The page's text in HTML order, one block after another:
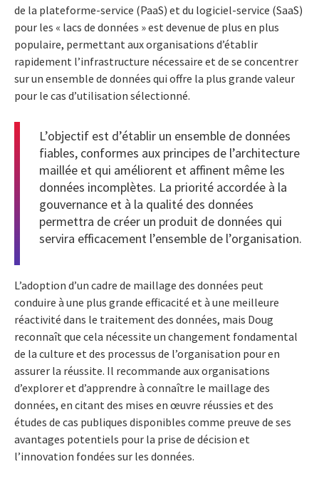
de la plateforme-service (PaaS) et du logiciel-service (SaaS)
pour les « lacs de données » est devenue de plus en plus
populaire, permettant aux organisations d’établir
rapidement l’infrastructure nécessaire et de se concentrer
sur un ensemble de données qui offre la plus grande valeur
pour le cas d’utilisation sélectionné.
L’objectif est d’établir un ensemble de données
fiables, conformes aux principes de l’architecture
maillée et qui améliorent et affinent même les
données incomplètes. La priorité accordée à la
gouvernance et à la qualité des données
permettra de créer un produit de données qui
servira efficacement l’ensemble de l’organisation.
L’adoption d’un cadre de maillage des données peut
conduire à une plus grande efficacité et à une meilleure
réactivité dans le traitement des données, mais Doug
reconnaît que cela nécessite un changement fondamental
de la culture et des processus de l’organisation pour en
assurer la réussite. Il recommande aux organisations
d’explorer et d’apprendre à connaître le maillage des
données, en citant des mises en œuvre réussies et des
études de cas publiques disponibles comme preuve de ses
avantages potentiels pour la prise de décision et
l’innovation fondées sur les données.